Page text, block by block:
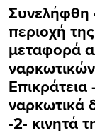
Συνελήφθη
περιοχή
μεταφορά
ναρκωτικά
-2- κινητά